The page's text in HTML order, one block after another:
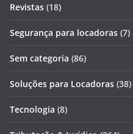
Revistas (18)
Segurança para locadoras (7)
Sem categoria (86)
Soluções para Locadoras (38)
Tecnologia (8)